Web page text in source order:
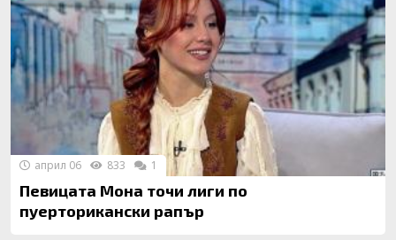
Певицата Мона точи лиги по
пуерторикански рапър
април 06 833 1